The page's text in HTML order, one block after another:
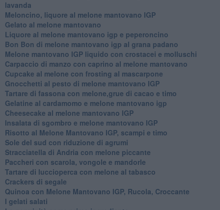
lavanda
Meloncino, liquore al melone mantovano IGP
Gelato al melone mantovano
Liquore al melone mantovano igp e peperoncino
Bon Bon di melone mantovano igp al grana padano
Melone mantovano IGP liquido con crostacei e molluschi
Carpaccio di manzo con caprino al melone mantovano
Cupcake al melone con frosting al mascarpone
Gnocchetti al pesto di melone mantovano IGP
Tartare di fassona con melone,grue di cacao e timo
Gelatine al cardamomo e melone mantovano igp
Cheesecake al melone mantovano IGP
Insalata di sgombro e melone mantovano IGP
Risotto al Melone Mantovano IGP, scampi e timo
Sole del sud con riduzione di agrumi
Stracciatella di Andria con melone piccante
Paccheri con scarola, vongole e mandorle
Tartare di luccioperca con melone al tabasco
Crackers di segale
Quinoa con Melone Mantovano IGP, Rucola, Croccante
I gelati salati